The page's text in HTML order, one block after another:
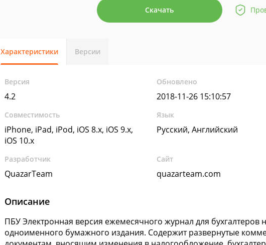
Скачать
Характеристики Версии
Версия
4.2
Обновлено
2018-11-26 15:10:57
Совместимость
iPhone, iPad, iPod, iOS 8.x, iOS 9.x,
iOS 10.x
Язык
Русский, Английский
Разработчик
QuazarTeam
Сайт
quazarteam.com
Описание
ПБУ Электронная версия ежемесячного журнал для бухгалтеров
одноименного бумажного издания. Содержит развернутые